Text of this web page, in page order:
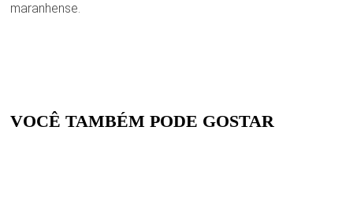
maranhense.
VOCÊ TAMBÉM PODE GOSTAR